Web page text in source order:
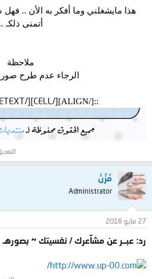
هذا مايشغلني وما أفكر به الأن ..
أتمنى ذلكـ ..
ملاحظة
الرجاء عدم طرح صور
::[/ALIGN]
[/CELL][/TABLETEXT][/ALIGN]
مُزُنْ
Administrator
27 مايو 2016
رد: عبــر عن مشآعرك / نفسيتك ~ بصورهـ
http://www.up-00.com/